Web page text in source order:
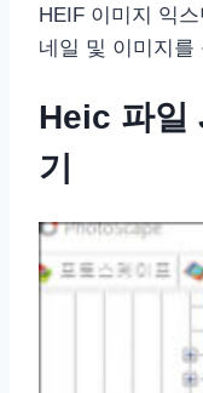
HEIF 이미지 익
네일 및 이미지를
Heic 파일
기